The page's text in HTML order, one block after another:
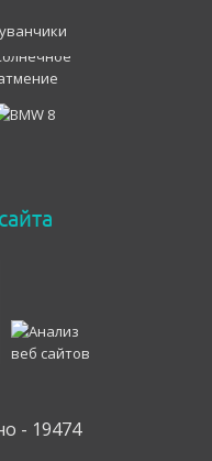
- 19474